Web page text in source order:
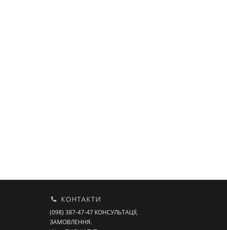
КОНТАКТИ
(098) 387-47-47 КОНСУЛЬТАЦІЇ,
ЗАМОВЛЕННЯ.